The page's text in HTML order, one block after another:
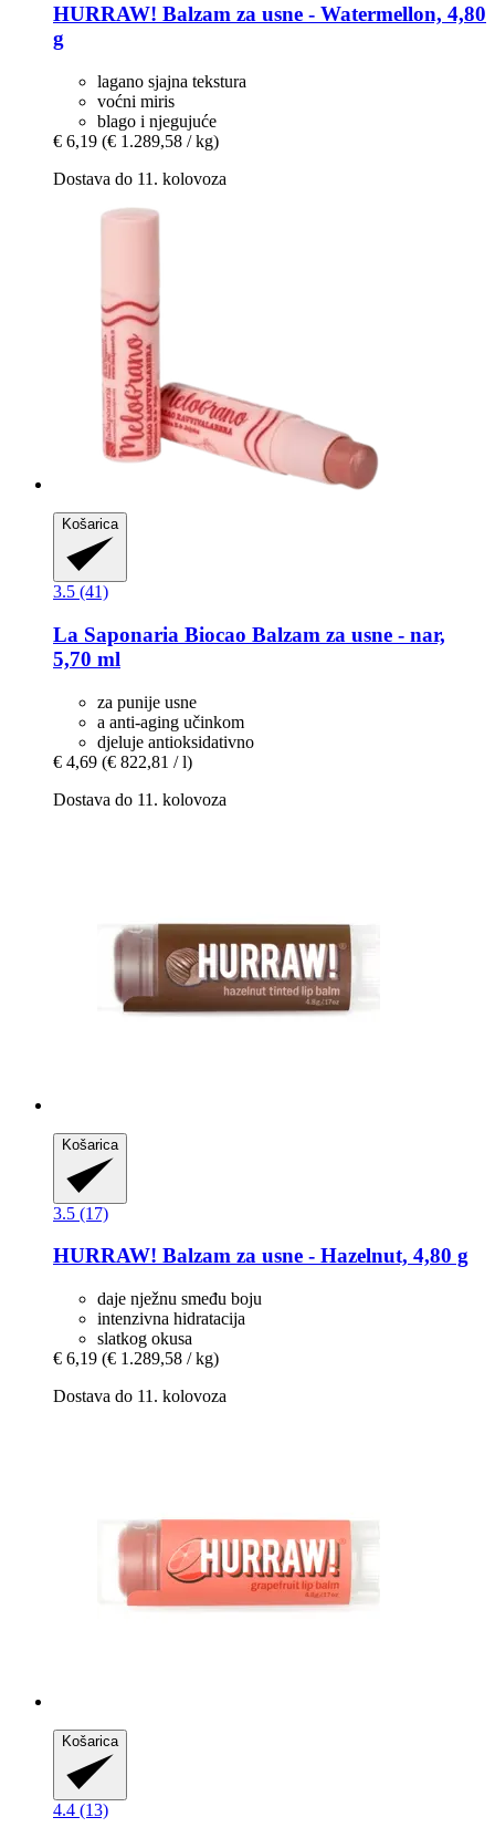
HURRAW! Balzam za usne -​ Watermellon, 4,80
g
lagano sjajna tekstura
voćni miris
blago i njegujuće
€ 6,19 (€ 1.289,58 / kg)
Dostava do 11. kolovoza
Košarica
3.5 (41)
La Saponaria Biocao Balzam za usne -​ nar,
5,70 ml
za punije usne
a anti-aging učinkom
djeluje antioksidativno
€ 4,69 (€ 822,81 / l)
Dostava do 11. kolovoza
Košarica
3.5 (17)
HURRAW! Balzam za usne -​ Hazelnut, 4,80 g
daje nježnu smeđu boju
intenzivna hidratacija
slatkog okusa
€ 6,19 (€ 1.289,58 / kg)
Dostava do 11. kolovoza
Košarica
4.4 (13)